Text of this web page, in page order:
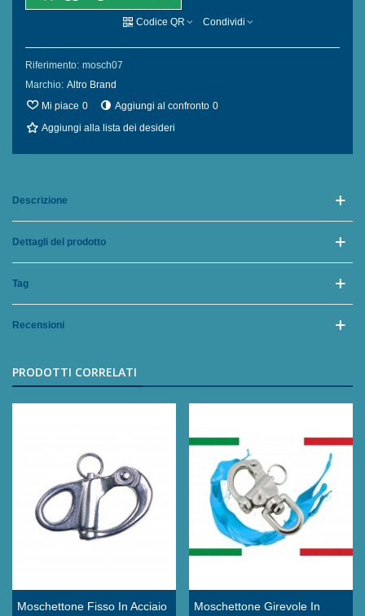
Codice QR Condividi
Riferimento: mosch07
Marchio: Altro Brand
Mi piace 0 Aggiungi al confronto 0
Aggiungi alla lista dei desideri
Descrizione
Dettagli del prodotto
Tag
Recensioni
PRODOTTI CORRELATI
Moschettone Fisso In Acciaio
Moschettone Girevole In